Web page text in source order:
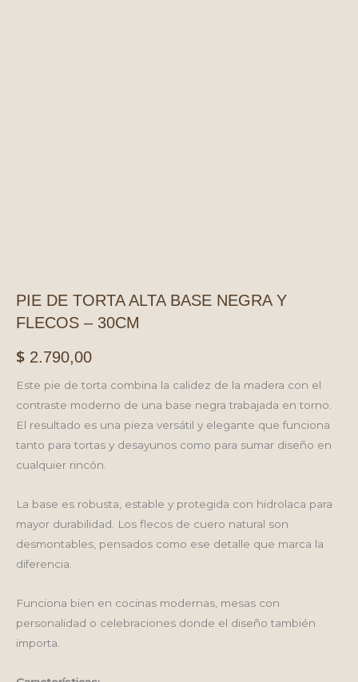
PIE DE TORTA ALTA BASE NEGRA Y
FLECOS – 30CM
$ 2.790,00
Este pie de torta combina la calidez de la madera con el
contraste moderno de una base negra trabajada en torno.
El resultado es una pieza versátil y elegante que funciona
tanto para tortas y desayunos como para sumar diseño en
cualquier rincón.
La base es robusta, estable y protegida con hidrolaca para
mayor durabilidad. Los flecos de cuero natural son
desmontables, pensados como ese detalle que marca la
diferencia.
Funciona bien en cocinas modernas, mesas con
personalidad o celebraciones donde el diseño también
importa.